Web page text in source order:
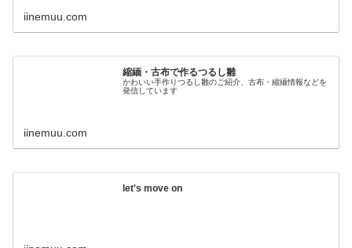
iinemuu.com
縮緬・古布で作るつるし雛
かわいい手作りつるし雛のご紹介、古布・縮緬情報などを
発信しています
iinemuu.com
let's move on